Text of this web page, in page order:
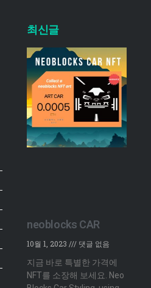
최신글
neoblocks CAR
10월 1, 2023
댓글 없음
지금 바로 특별한 가격에
NFT를 소장해 보세요. Neo